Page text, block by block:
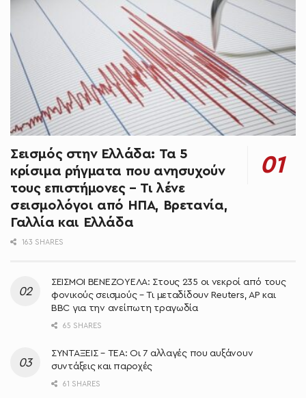
Σεισμός στην Ελλάδα: Τα 5
κρίσιμα ρήγματα που ανησυχούν
τους επιστήμονες – Τι λένε
σεισμολόγοι από ΗΠΑ, Βρετανία,
Γαλλία και Ελλάδα
163 SHARES
ΣΕΙΣΜΟΙ ΒΕΝΕΖΟΥΕΛΑ: Στους 235 οι νεκροί από τους
φονικούς σεισμούς – Τι μεταδίδουν Reuters, AP και
BBC για την ανείπωτη τραγωδία
65 SHARES
ΣΥΝΤΑΞΕΙΣ – ΤΕΑ: Οι 7 αλλαγές που αυξάνουν
συντάξεις και παροχές
61 SHARES